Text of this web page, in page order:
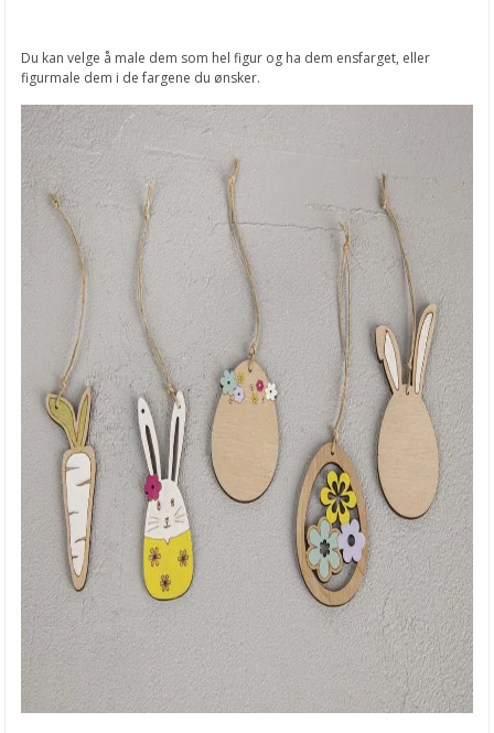
Du kan velge å male dem som hel figur og ha dem ensfarget, eller
figurmale dem i de fargene du ønsker.